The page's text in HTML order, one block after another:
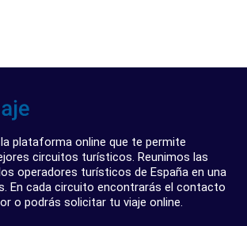
plataforma online que te permite
circuitos turísticos. Reunimos las
operadores turísticos de España en una
En cada circuito encontrarás el contacto
o podrás solicitar tu viaje online.